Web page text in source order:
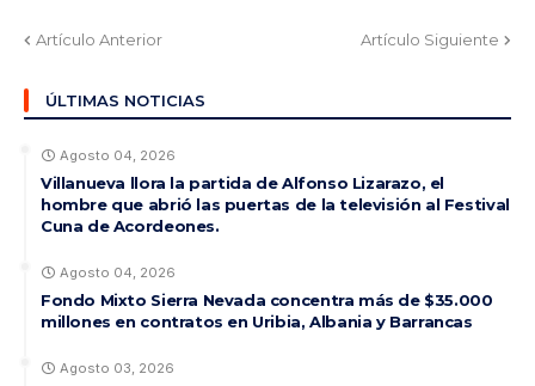
Artículo Anterior Artículo Siguiente
ÚLTIMAS NOTICIAS
Agosto 04, 2026
Villanueva llora la partida de Alfonso Lizarazo, el
hombre que abrió las puertas de la televisión al Festival
Cuna de Acordeones.
Agosto 04, 2026
Fondo Mixto Sierra Nevada concentra más de $35.000
millones en contratos en Uribia, Albania y Barrancas
Agosto 03, 2026